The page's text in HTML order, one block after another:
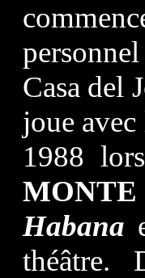
Casa del
joue avec
1988
MONTE
Habana
théâtre.